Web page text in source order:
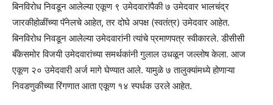
बिनविरोध निवडून आलेल्या एकूण ९ उमेदवारांपैकी ७ उमेदवार भालचंद्र
जारकीहोळींच्या पॅनेलचे आहेत, तर दोघे अपक्ष (स्वतंत्र) उमेदवार आहेत.
बिनविरोध निवडून आलेल्या उमेदवारांनी त्यांचे प्रमाणपत्र स्वीकारले. डीसीसी
बँकेसमोर विजयी उमेदवारांच्या समर्थकांनी गुलाल उधळून जल्लोष केला. आज
एकूण २० उमेदवारी अर्ज मागे घेण्यात आले. यामुळे ७ तालुक्यांमध्ये होणाऱ्या
निवडणुकीच्या रिंगणात आता एकूण १४ स्पर्धक उरले आहेत.